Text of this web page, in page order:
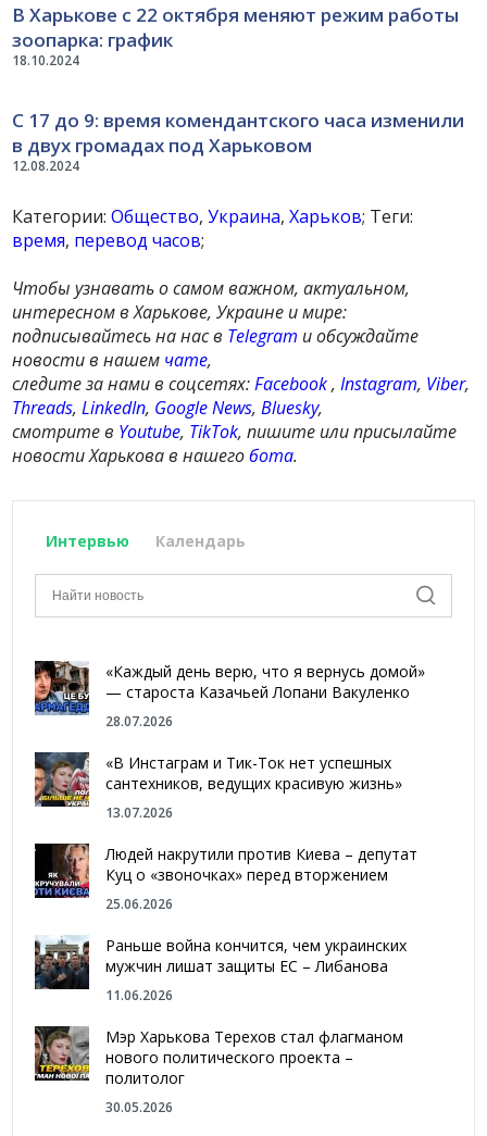
18.10.2024
В Харькове с 22 октября меняют режим работы
зоопарка: график
12.08.2024
С 17 до 9: время комендантского часа изменили
в двух громадах под Харьковом
Категории:Общество,Украина,Харьков; Теги:
время, перевод часов;
Чтобы узнавать о самом важном, актуальном,
интересном в Харькове, Украине и мире:
подписывайтесь на нас в Telegram и обсуждайте
новости в нашем чате,
следите за нами в соцсетях:Facebook,Instagram, Viber,
Threads,LinkedIn, Google News,Bluesky,
смотрите в Youtube, TikTok, пишите или присылайте
новости Харькова в нашегобота.
Интервью Календарь
«Каждый день верю, что я вернусь домой»
— староста Казачьей Лопани Вакуленко
28.07.2026
«В Инстаграм и Тик-Ток нет успешных
сантехников, ведущих красивую жизнь»
13.07.2026
Людей накрутили против Киева – депутат
Куц о «звоночках» перед вторжением
25.06.2026
Раньше война кончится, чем украинских
мужчин лишат защиты ЕС – Либанова
11.06.2026
Мэр Харькова Терехов стал флагманом
нового политического проекта –
политолог
30.05.2026